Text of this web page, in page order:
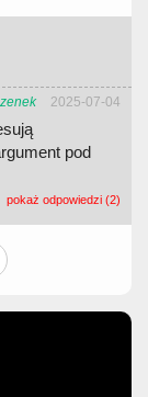
2025-07-04
pod
pokaż odpowiedzi (2)